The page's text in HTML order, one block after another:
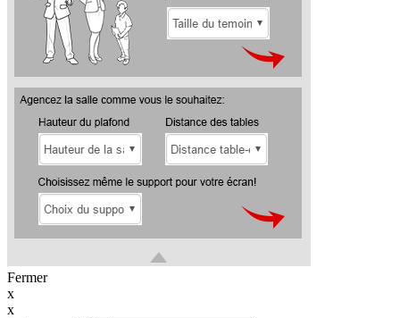
Fermer
x
x